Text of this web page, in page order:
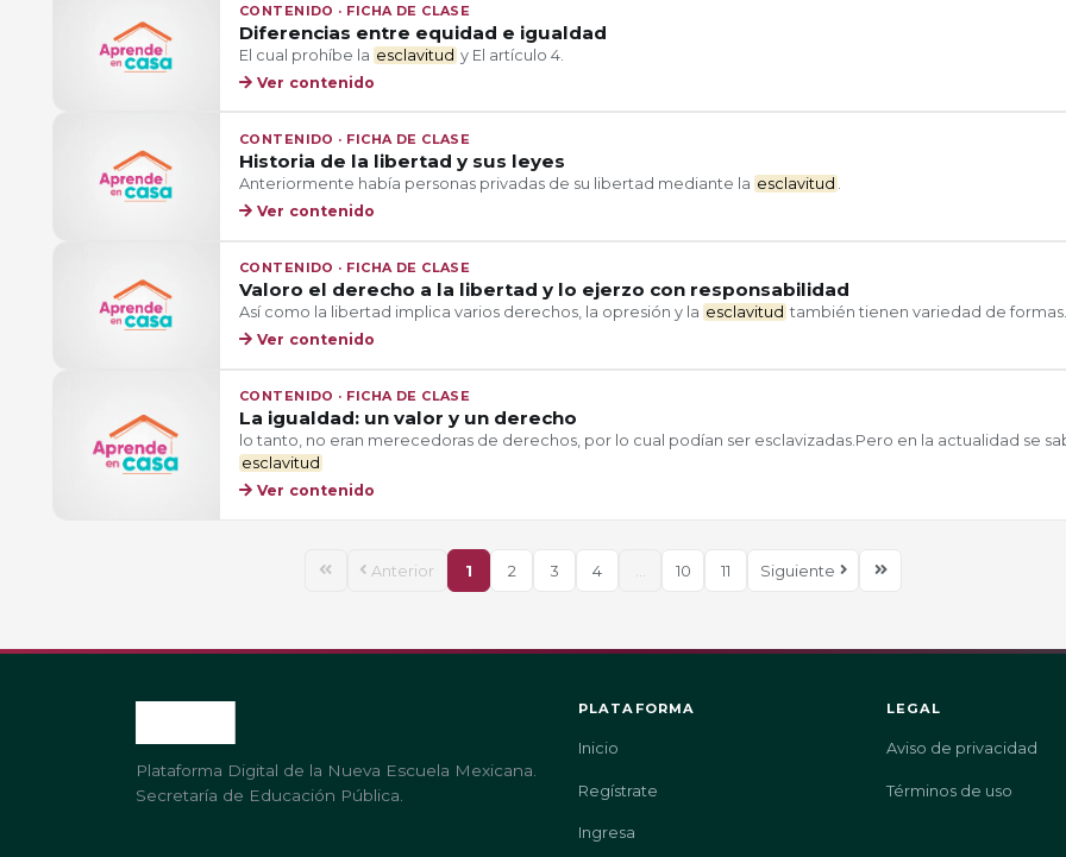
CONTENIDO · FICHA DE CLASE
Diferencias entre equidad e igualdad
El cual prohíbe la esclavitud y El artículo 4.
Ver contenido
CONTENIDO · FICHA DE CLASE
Historia de la libertad y sus leyes
Anteriormente había personas privadas de su libertad mediante la esclavitud .
Ver contenido
CONTENIDO · FICHA DE CLASE
Valoro el derecho a la libertad y lo ejerzo con responsabilidad
Así como la libertad implica varios derechos, la opresión y la esclavitud también tienen variedad de formas.
Ver contenido
CONTENIDO · FICHA DE CLASE
La igualdad: un valor y un derecho
lo tanto, no eran merecedoras de derechos, por lo cual podían ser esclavizadas.Pero en la actualidad se
esclavitud
Ver contenido
Anterior 1 2 3 4 10 11 Siguiente
Plataforma Digital de la Nueva Escuela Mexicana.
Secretaría de Educación Pública.
PLATAFORMA
Inicio
Regístrate
Ingresa
LEGAL
Aviso de privacidad
Términos de uso